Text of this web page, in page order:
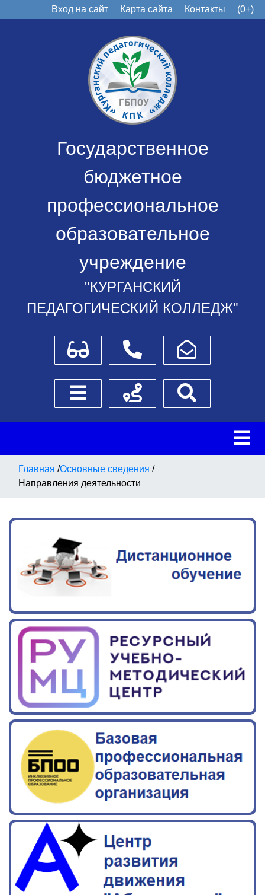
Вход на сайт Карта сайта Контакты (0+)
Государственное
бюджетное
профессиональное
образовательное
учреждение
"КУРГАНСКИЙ
ПЕДАГОГИЧЕСКИЙ КОЛЛЕДЖ"
Для слабовидящихТелефоныНаписать обращение
Боковое менюСхема проезда
Главная /Основные сведения /
Направления деятельности